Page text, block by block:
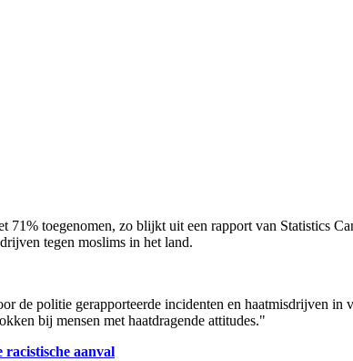
71% toegenomen, zo blijkt uit een rapport van Statistics
tegen moslims in het land.
de politie gerapporteerde incidenten en haatmisdrijven in
bij mensen met haatdragende attitudes."
racistische aanval